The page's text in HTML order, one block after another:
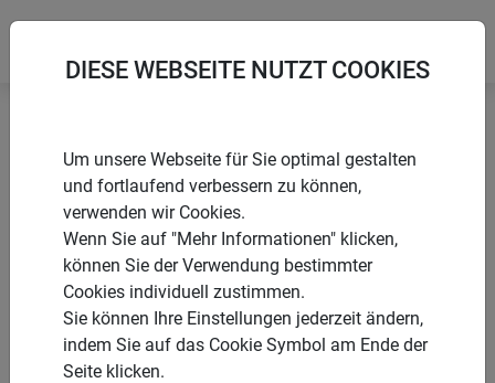
Startseite Rollotür Fliegengitter Rollotür
PRODUKTE
FLIEGENGITTER
DIESE WEBSEITE NUTZT COOKIES
Um unsere Webseite für Sie optimal gestalten
und fortlaufend verbessern zu können,
verwenden wir Cookies.
Wenn Sie auf "Mehr Informationen" klicken,
können Sie der Verwendung bestimmter
Cookies individuell zustimmen.
Sie können Ihre Einstellungen jederzeit ändern,
indem Sie auf das Cookie Symbol am Ende der
Seite klicken.